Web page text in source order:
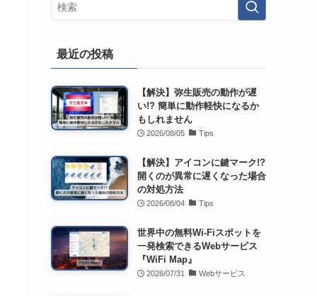
最近の投稿
【解決】弥生販売の動作が遅
い!? 簡単に動作軽快になるか
もしれません
2026/08/05 Tips
【解決】アイコンに鍵マーク!?
開くのが異常に遅くなった場合
の対処方法
2026/08/04 Tips
世界中の無料Wi-Fiスポットを
一発検索できるWebサービス
『WiFi Map』
2026/07/31 Webサービス